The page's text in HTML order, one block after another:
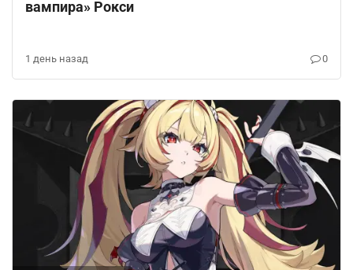
вампира» Рокси
1 день назад 0